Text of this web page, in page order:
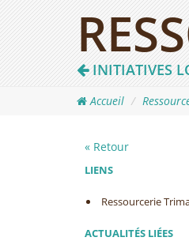
INITIATIVES
Accueil
« Retour
LIENS
Ressourcerie
ACTUALITÉS LIÉES